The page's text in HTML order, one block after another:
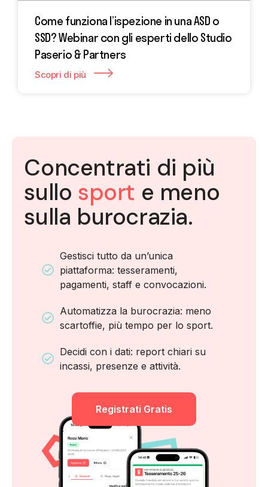
Come funziona l’ispezione in una ASD o
SSD? Webinar con gli esperti dello Studio
Paserio & Partners
Scopri di più
Concentrati di più
sullo sport e meno
sulla burocrazia.
Gestisci tutto da un’unica
piattaforma: tesseramenti,
pagamenti, staff e convocazioni.
Automatizza la burocrazia: meno
scartoffie, più tempo per lo sport.
Decidi con i dati: report chiari su
incassi, presenze e attività.
Registrati Gratis